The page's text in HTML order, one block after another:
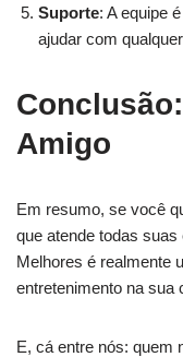
Suporte: A equipe
ajudar com
Amigo
Em resumo, se você
que atende todas
Melhores é realmente
entretenimento na sua
E, cá entre nós: quem